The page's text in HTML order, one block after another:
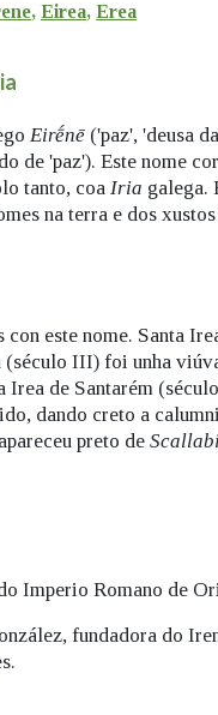
,Eirea,Erea
Eirḗnē ('paz', 'deusa
de 'paz'). Este nome
tanto, coa Iria galega.
na terra e dos
con este nome. Santa
(século III) foi unha
Irea de Santarém
dando creto a
preto de
Imperio Romano de
fundadora do